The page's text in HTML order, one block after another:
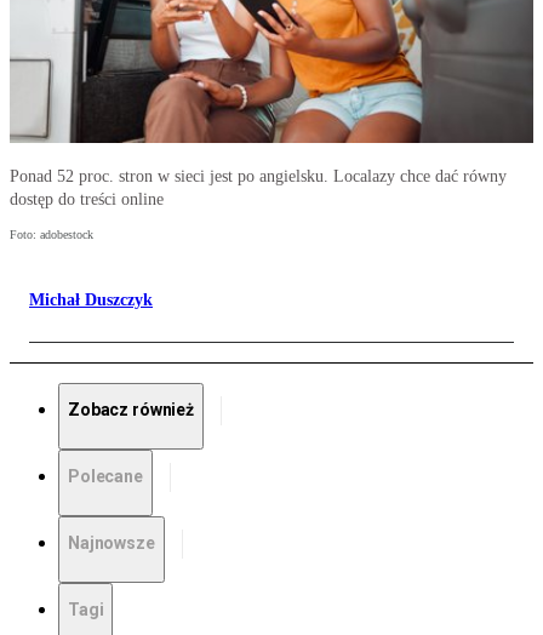
Ponad 52 proc. stron w sieci jest po angielsku. Localazy chce dać równy
dostęp do treści online
Foto: adobestock
Michał Duszczyk
Zobacz również
Polecane
Najnowsze
Tagi